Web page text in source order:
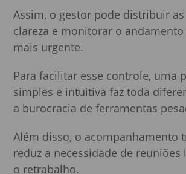
Assim, o gestor pode distribuir
clareza e monitorar o
mais urgente.
Para facilitar esse controle, uma
simples e intuitiva faz toda
a burocracia de ferramentas
Além disso, o acompanhamento
reduz a necessidade de reuniões
o retrabalho.